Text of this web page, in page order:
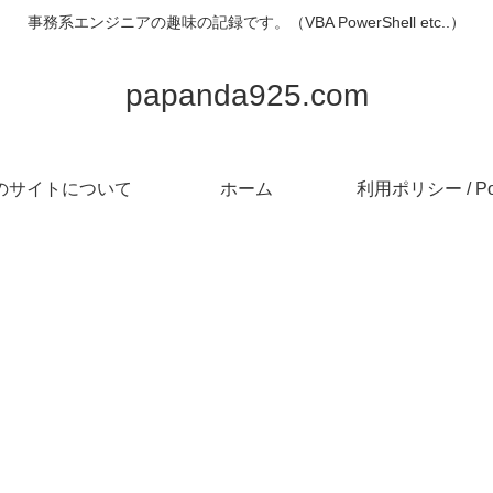
事務系エンジニアの趣味の記録です。（VBA PowerShell etc..）
papanda925.com
サイトについて ホーム 利用ポリシー /